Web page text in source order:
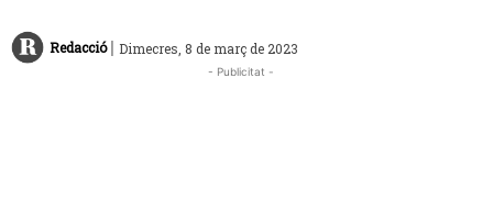
Redacció | Dimecres, 8 de març de 2023
- Publicitat -